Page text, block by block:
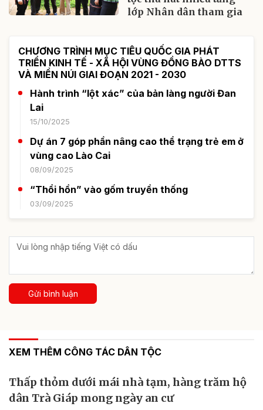
lớp Nhân dân tham gia
CHƯƠNG TRÌNH MỤC TIÊU QUỐC GIA PHÁT
TRIỂN KINH TẾ - XÃ HỘI VÙNG ĐỒNG BÀO DTTS
VÀ MIỀN NÚI GIAI ĐOẠN 2021 - 2030
Hành trình “lột xác” của bản làng người Đan
Lai
15/10/2025
Dự án 7 góp phần nâng cao thể trạng trẻ em ở
vùng cao Lào Cai
08/09/2025
“Thổi hồn” vào gốm truyền thống
03/09/2025
Gửi bình luận
XEM THÊM CÔNG TÁC DÂN TỘC
Thấp thỏm dưới mái nhà tạm, hàng trăm hộ
dân Trà Giáp mong ngày an cư